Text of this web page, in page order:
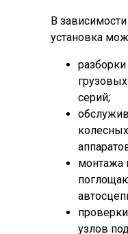
В
установка
серий;
монтажа
узлов